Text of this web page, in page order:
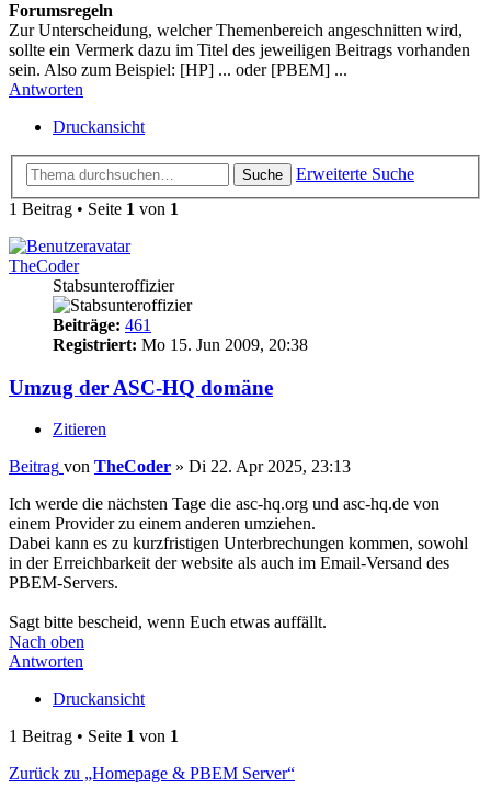
Forumsregeln
Zur Unterscheidung, welcher Themenbereich angeschnitten wird,
sollte ein Vermerk dazu im Titel des jeweiligen Beitrags vorhanden
sein. Also zum Beispiel: [HP] ... oder [PBEM] ...
Antworten
Druckansicht
Suche
Erweiterte Suche
1 Beitrag • Seite 1 von 1
TheCoder
Stabsunteroffizier
Beiträge: 461
Registriert: Mo 15. Jun 2009, 20:38
Umzug der ASC-HQ domäne
Zitieren
Beitrag von TheCoder » Di 22. Apr 2025, 23:13
Ich werde die nächsten Tage die asc-hq.org und asc-hq.de von
einem Provider zu einem anderen umziehen.
Dabei kann es zu kurzfristigen Unterbrechungen kommen, sowohl
in der Erreichbarkeit der website als auch im Email-Versand des
PBEM-Servers.
Sagt bitte bescheid, wenn Euch etwas auffällt.
Nach oben
Antworten
Druckansicht
1 Beitrag • Seite 1 von 1
Zurück zu „Homepage & PBEM Server“